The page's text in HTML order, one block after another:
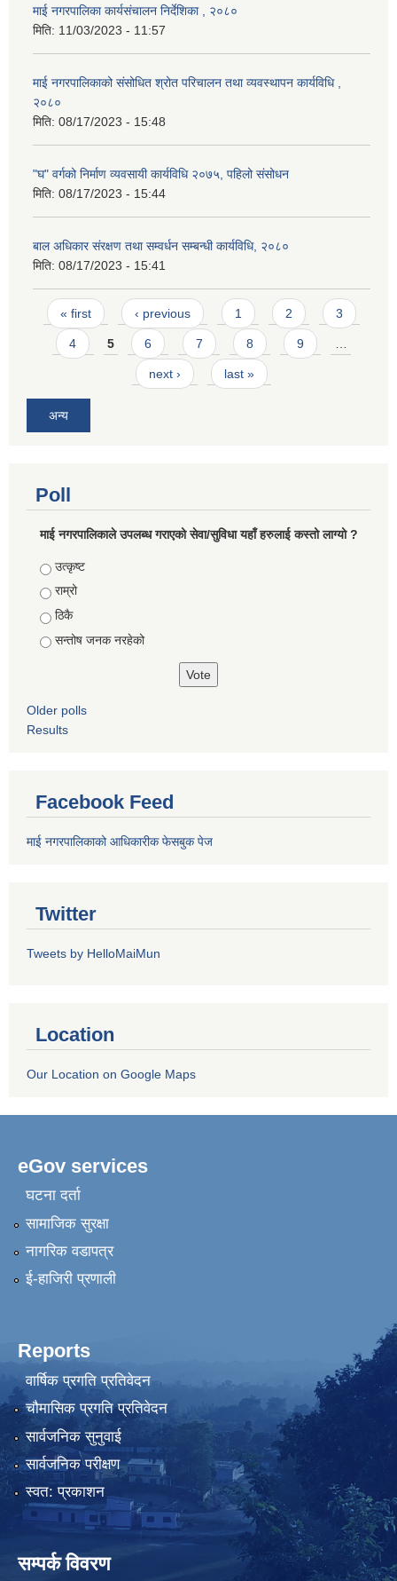
माई नगरपालिका कार्यसंचालन निर्देशिका , २०८०
मिति: 11/03/2023 - 11:57
माई नगरपालिकाको संसोधित श्रोत परिचालन तथा व्यवस्थापन कार्यविधि ,
२०८०
मिति: 08/17/2023 - 15:48
"घ" वर्गको निर्माण व्यवसायी कार्यविधि २०७५, पहिलो संसोधन
मिति: 08/17/2023 - 15:44
बाल अधिकार संरक्षण तथा सम्वर्धन सम्बन्धी कार्यविधि, २०८०
मिति: 08/17/2023 - 15:41
Pages
« first ‹ previous 1 2 3
4 5 6 7 8 9 …
next › last »
अन्य
Poll
माई नगरपालिकाले उपलब्ध गराएको सेवा/सुविधा यहाँ हरुलाई कस्तो लाग्यो ?
Choices
उत्कृष्ट
राम्रो
ठिकै
सन्तोष जनक नरहेको
Older polls
Results
Facebook Feed
माई नगरपालिकाको आधिकारीक फेसबुक पेज
Twitter
Tweets by HelloMaiMun
Location
Our Location on Google Maps
eGov services
घटना दर्ता
सामाजिक सुरक्षा
नागरिक वडापत्र
ई-हाजिरी प्रणाली
Reports
वार्षिक प्रगति प्रतिवेदन
चौमासिक प्रगति प्रतिवेदन
सार्वजनिक सुनुवाई
सार्वजनिक परीक्षण
स्वत: प्रकाशन
सम्पर्क विवरण